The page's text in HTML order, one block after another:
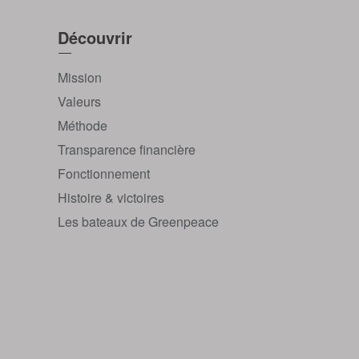
Découvrir
Mission
Valeurs
Méthode
Transparence financière
Fonctionnement
Histoire & victoires
Les bateaux de Greenpeace